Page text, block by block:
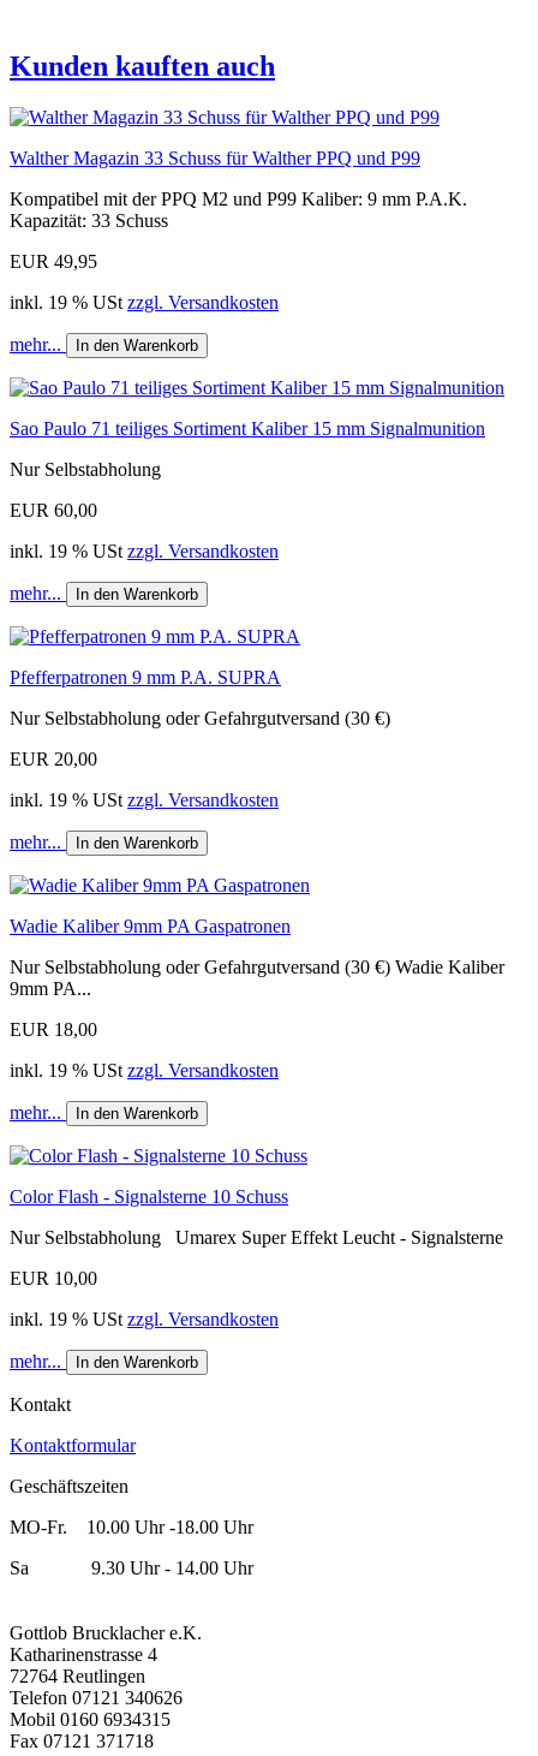
Kunden kauften auch
Walther Magazin 33 Schuss für Walther PPQ und P99
Kompatibel mit der PPQ M2 und P99 Kaliber: 9 mm P.A.K.
Kapazität: 33 Schuss
EUR 49,95
inkl. 19 % USt zzgl. Versandkosten
mehr... In den Warenkorb
Sao Paulo 71 teiliges Sortiment Kaliber 15 mm Signalmunition
Nur Selbstabholung
EUR 60,00
inkl. 19 % USt zzgl. Versandkosten
mehr... In den Warenkorb
Pfefferpatronen 9 mm P.A. SUPRA
Nur Selbstabholung oder Gefahrgutversand (30 €)
EUR 20,00
inkl. 19 % USt zzgl. Versandkosten
mehr... In den Warenkorb
Wadie Kaliber 9mm PA Gaspatronen
Nur Selbstabholung oder Gefahrgutversand (30 €) Wadie Kaliber
9mm PA...
EUR 18,00
inkl. 19 % USt zzgl. Versandkosten
mehr... In den Warenkorb
Color Flash - Signalsterne 10 Schuss
Nur Selbstabholung Umarex Super Effekt Leucht - Signalsterne
EUR 10,00
inkl. 19 % USt zzgl. Versandkosten
mehr... In den Warenkorb
Kontakt
Kontaktformular
Geschäftszeiten
MO-Fr. 10.00 Uhr -18.00 Uhr
Sa 9.30 Uhr - 14.00 Uhr
Gottlob Brucklacher e.K.
Katharinenstrasse 4
72764 Reutlingen
Telefon 07121 340626
Mobil 0160 6934315
Fax 07121 371718